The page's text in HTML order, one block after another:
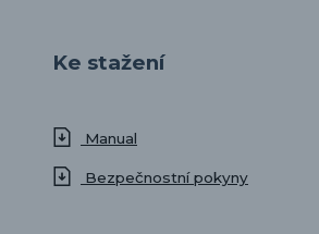
Ke stažení
Manual
Bezpečnostní pokyny